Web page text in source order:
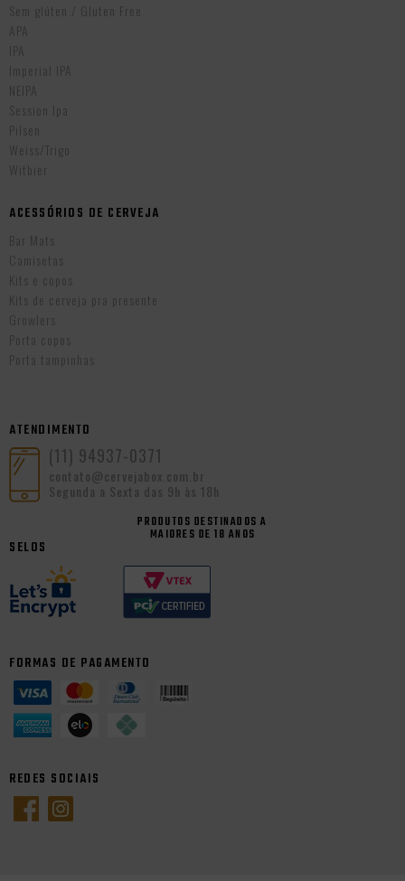
Sem glúten / Gluten Free
APA
IPA
Imperial IPA
NEIPA
Session Ipa
Pilsen
Weiss/Trigo
Witbier
ACESSÓRIOS DE CERVEJA
Bar Mats
Camisetas
Kits e copos
Kits de cerveja pra presente
Growlers
Porta copos
Porta tampinhas
ATENDIMENTO
(11) 94937-0371
contato@cervejabox.com.br
Segunda a Sexta das 9h às 18h
PRODUTOS DESTINADOS A
MAIORES DE 18 ANOS
SELOS
FORMAS DE PAGAMENTO
REDES SOCIAIS